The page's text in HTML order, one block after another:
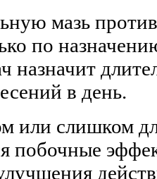
мазь
по
назначит
в день.
или слишком
побочные